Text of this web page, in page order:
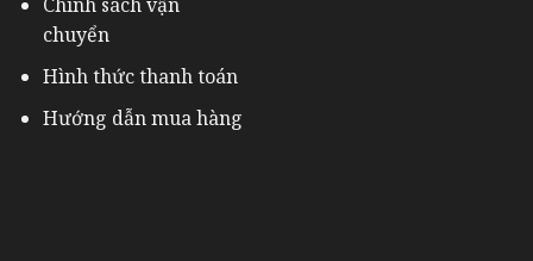
chuyển
Hình thức thanh toán
Hướng dẫn mua hàng